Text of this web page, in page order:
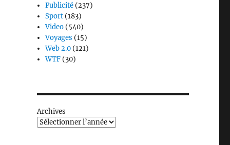
Publicité (237)
Sport (183)
Video (540)
Voyages (15)
Web 2.0 (121)
WTF (30)
Archives